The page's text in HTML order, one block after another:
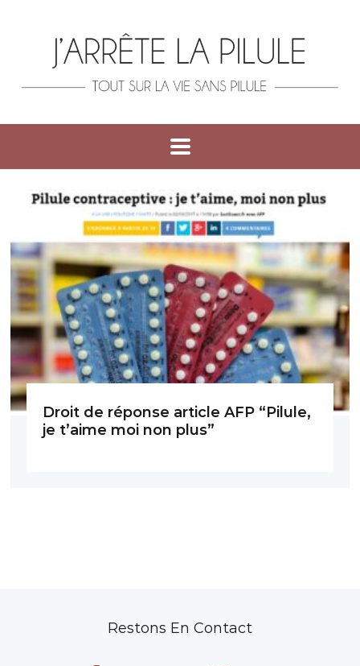
Droit de réponse article AFP “Pilule,
je t’aime moi non plus”
Restons En Contact